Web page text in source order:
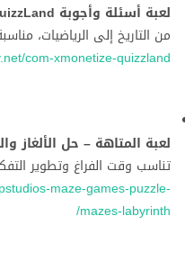
لعبة أسئلة وأجوبة QuizzLand
من التاريخ إلى الرياضيات،
com-xmonetize-quizzland/
لعبة المتاهة – حل الألغاز
تناسب وقت الفراغ وتطوير
maze-games-puzzle-
mazes-labyrinth/